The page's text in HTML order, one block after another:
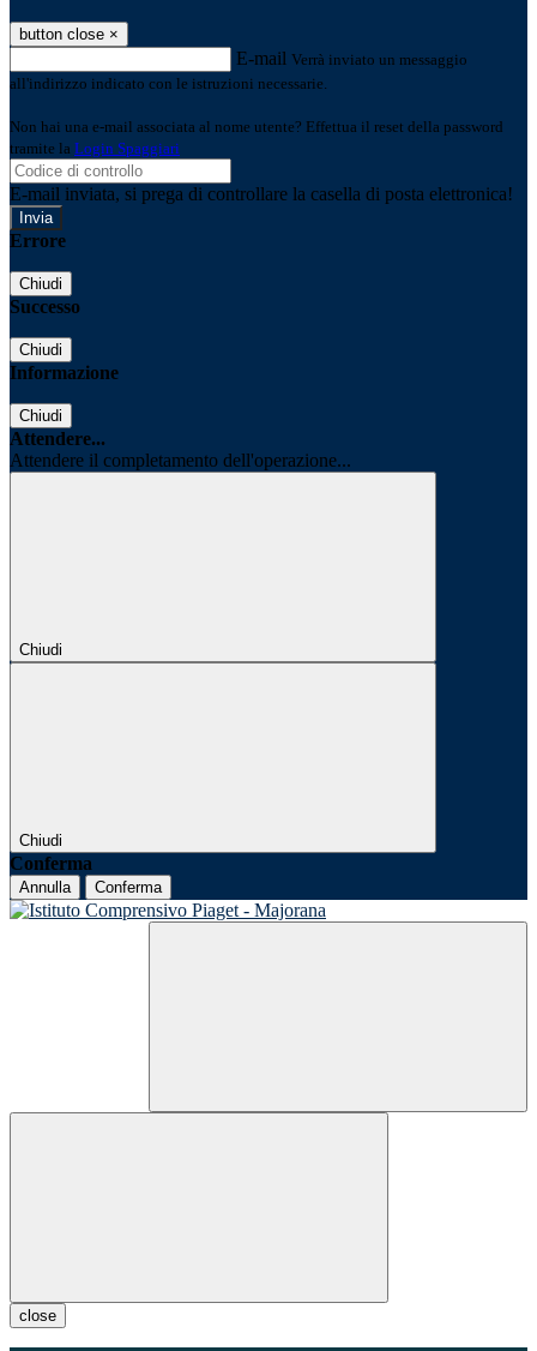
button close ×
E-mail Verrà inviato un messaggio
all'indirizzo indicato con le istruzioni necessarie.
Non hai una e-mail associata al nome utente? Effettua il reset della password
tramite la Login Spaggiari
E-mail inviata, si prega di controllare la casella di posta elettronica!
Errore
Chiudi
Successo
Chiudi
Informazione
Chiudi
Attendere...
Attendere il completamento dell'operazione...
Chiudi
Chiudi
Conferma
Annulla Conferma
close